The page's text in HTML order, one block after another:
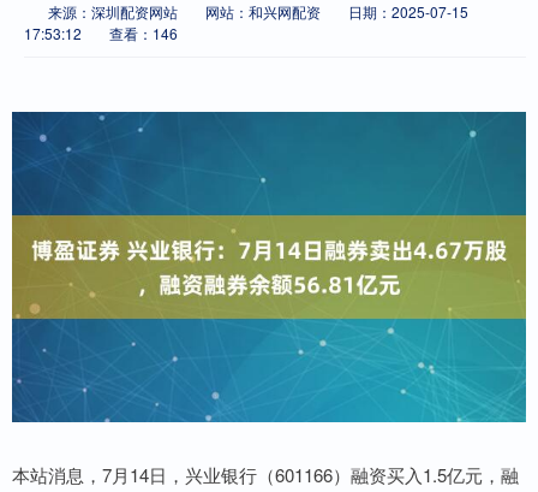
来源：深圳配资网站 网站：和兴网配资
日期：2025-07-15
17:53:12
查看：146
本站消息，7月14日，兴业银行（601166）融资买入1.5亿元，融